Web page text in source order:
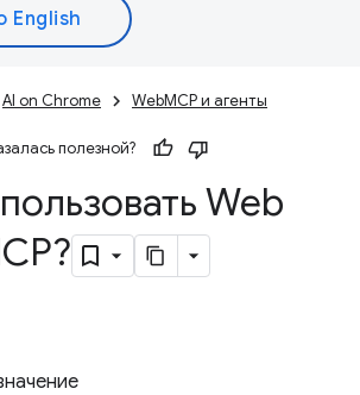
AI on Chrome WebMCP и агенты
полезной?
Web